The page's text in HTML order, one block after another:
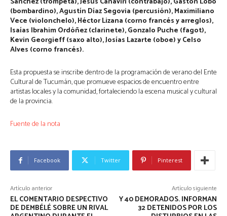
(bombardino), Agustín Díaz Segovia (percusión), Maximiliano
Vece (violonchelo), Héctor Lizana (corno francés y arreglos),
Isaías Ibrahim Ordóñez (clarinete), Gonzalo Puche (fagot),
Kevin Georgieff (saxo alto), Josías Lazarte (oboe) y Celso
Alves (corno francés).
Esta propuesta se inscribe dentro de la programación de verano del Ente
Cultural de Tucumán, que promueve espacios de encuentro entre
artistas locales y la comunidad, fortaleciendo la escena musical y cultural
de la provincia.
Fuente de la nota
Facebook Twitter Pinterest
Artículo anterior
EL COMENTARIO DESPECTIVO
DE DEMBÉLÉ SOBRE UN RIVAL
Artículo siguiente
Y 40 DEMORADOS. INFORMAN
32 DETENIDOS POR LOS